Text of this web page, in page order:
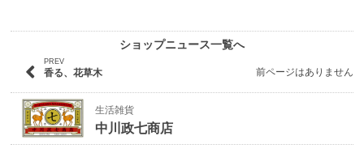
ショップニュース一覧へ
PREV
香る、花草木 前ページはありません
生活雑貨
中川政七商店